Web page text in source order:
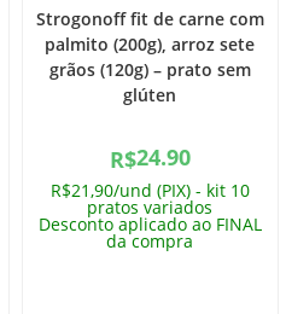
Strogonoff fit de carne com
palmito (200g), arroz sete
grãos (120g) – prato sem
glúten
R$24.90
R$21,90/und (PIX) - kit 10
pratos variados
Desconto aplicado ao FINAL
da compra